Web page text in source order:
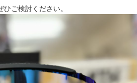
ご検討ください。